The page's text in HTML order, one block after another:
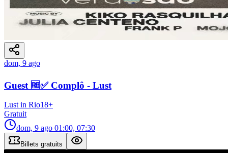
dom, 9 ago
Guest 🆓✅ Complô - Lust
Lust in Rio18+
Gratuit
dom, 9 ago 01:00, 07:30
Billets gratuits